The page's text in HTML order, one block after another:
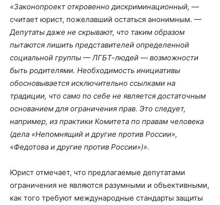
«Законопроект откровенно дискриминационный, —
считает юрист, пожелавший остаться анонимным. —
Депутаты даже не скрывают, что таким образом
пытаются лишить представителей определенной
социальной группы — ЛГБТ-людей — возможности
быть родителями. Необходимость инициативы
обосновывается исключительно ссылками на
традиции, что само по себе не является достаточным
основанием для ограничения прав. Это следует,
например, из практики Комитета по правам человека
(дела «Непомнящий и другие против России»,
«Федотова и другие против России»)».
Юрист отмечает, что предлагаемые депутатами
ограничения не являются разумными и объективными,
как того требуют международные стандарты защиты